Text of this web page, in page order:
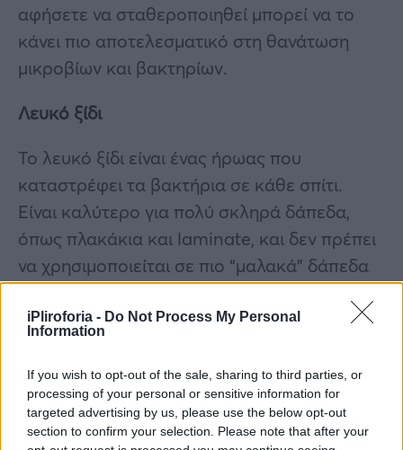
iPliroforia - Do Not Process My Personal
Information
If you wish to opt-out of the sale, sharing to third parties, or
processing of your personal or sensitive information for
targeted advertising by us, please use the below opt-out
section to confirm your selection. Please note that after your
αφήσετε να σταθεροποιηθεί μπορεί να το
κάνει πιο αποτελεσματικό στη θανάτωση
μικροβίων και βακτηρίων.
Λευκό ξίδι
Το λευκό ξίδι είναι ένας ήρωας που
καταστρέφει τα βακτήρια σε κάθε σπίτι.
Είναι καλύτερο για πολύ σκληρά δάπεδα,
όπως πλακάκια και laminate, και δεν πρέπει
να χρησιμοποιείται σε πιο “μαλακά” δάπεδα
όπως σκληρό ξύλο, μάρμαρο και τραβερτίνη.
Για τα δάπεδα σκληρής επιφάνειας, η
δύο έως τρία, αφαιρεί τη βρωμιά χωρίς να
βλάπτει το φινίρισμα”.